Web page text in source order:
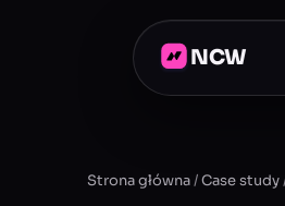
NCW
Strona główna/Case study